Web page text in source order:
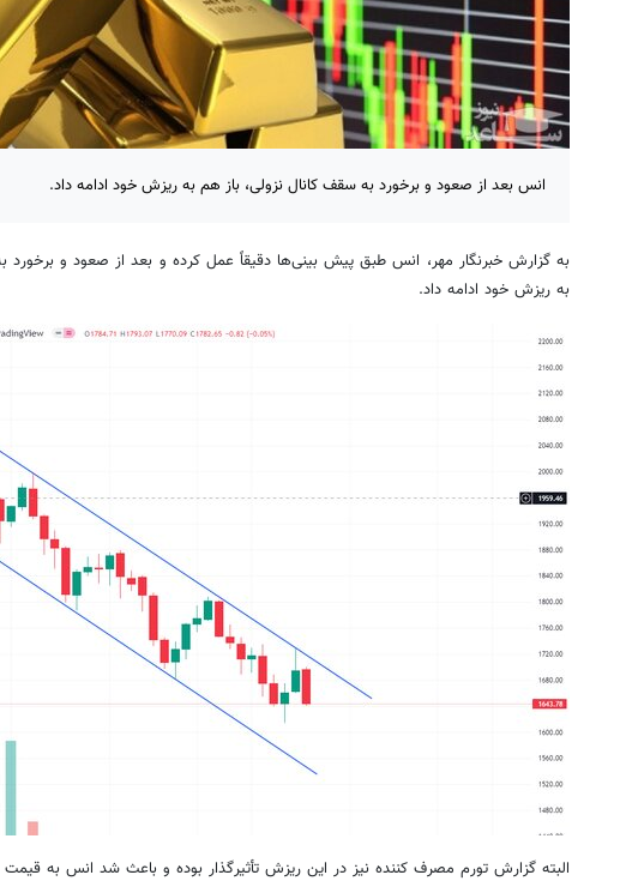
انس بعد از صعود و برخورد به سقف کانال نزولی، باز هم به ریزش خود ادامه داد.
به گزارش خبرنگار مهر، انس طبق پیش بینی‌ها دقیقاً عمل کرده و بعد از صعود و برخورد
به ریزش خود ادامه داد.
البته گزارش تورم مصرف کننده نیز در این ریزش تأثیرگذار بوده و باعث شد انس به قیمت ۱۶۴۳ دلار برسد.